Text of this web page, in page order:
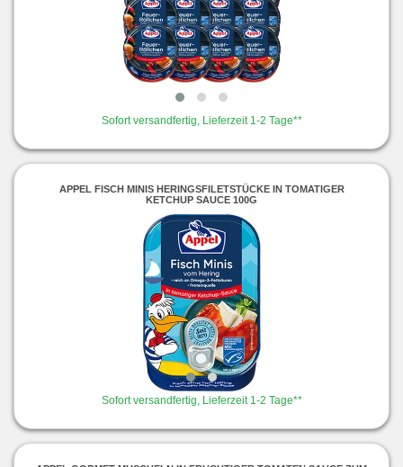
Sofort versandfertig, Lieferzeit 1-2 Tage**
APPEL FISCH MINIS HERINGSFILETSTÜCKE IN TOMATIGER
KETCHUP SAUCE 100G
Sofort versandfertig, Lieferzeit 1-2 Tage**